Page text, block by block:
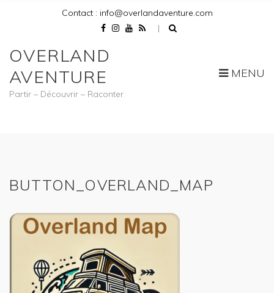
Contact : info@overlandaventure.com
OVERLAND
AVENTURE
Partir – Découvrir – Raconter
MENU
BUTTON_OVERLAND_MAP